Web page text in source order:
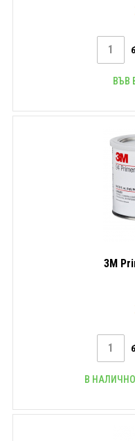
ВЪВ
3M
В